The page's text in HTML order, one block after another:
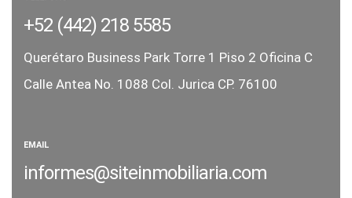
+52 (442) 218 5585
Querétaro Business Park Torre 1 Piso 2 Oficina C
Calle Antea No. 1088 Col. Jurica CP. 76100
EMAIL
informes@siteinmobiliaria.com